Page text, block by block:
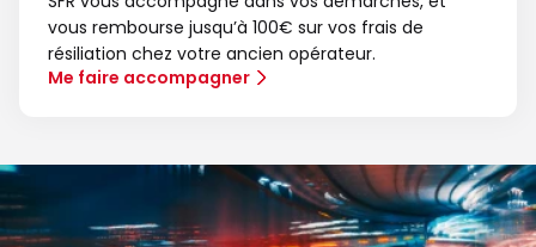
vous rembourse jusqu’à 100€ sur vos frais de
résiliation chez votre ancien opérateur.
Me faire accompagner